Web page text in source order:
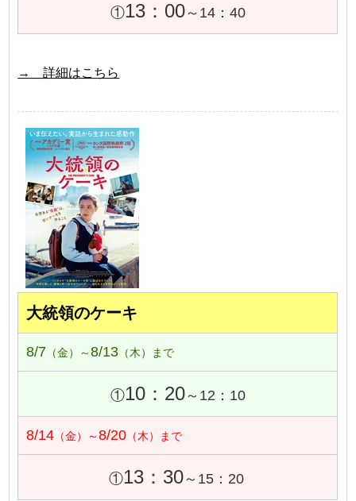
①13：00～14：40
→ 詳細はこちら
大統領のケーキ
8/7 （金）～8/13 （木）まで
①10：20～12：10
8/14 （金）～8/20 （木）まで
①13：30～15：20